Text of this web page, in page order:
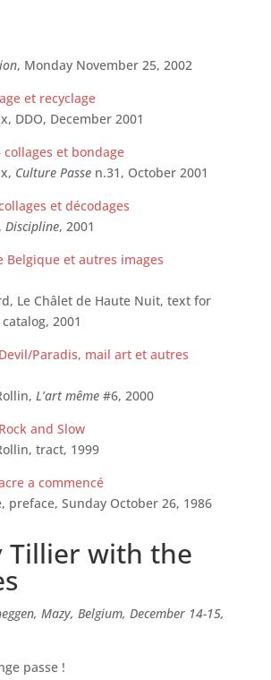
, Monday November 25, 2002
et recyclage
DDO, December 2001
et bondage
Culture Passen.31, October 2001
et décodages
Discipline, 2001
Belgique et autres images
Le Châlet de Haute Nuit, text for
2001
Paradis, mail art et autres
L’art même #6, 2000
and Slow
tract, 1999
a commencé
preface, Sunday October 26, 1986
Tillier with the
Mazy, Belgium, December 14-15,
passe !